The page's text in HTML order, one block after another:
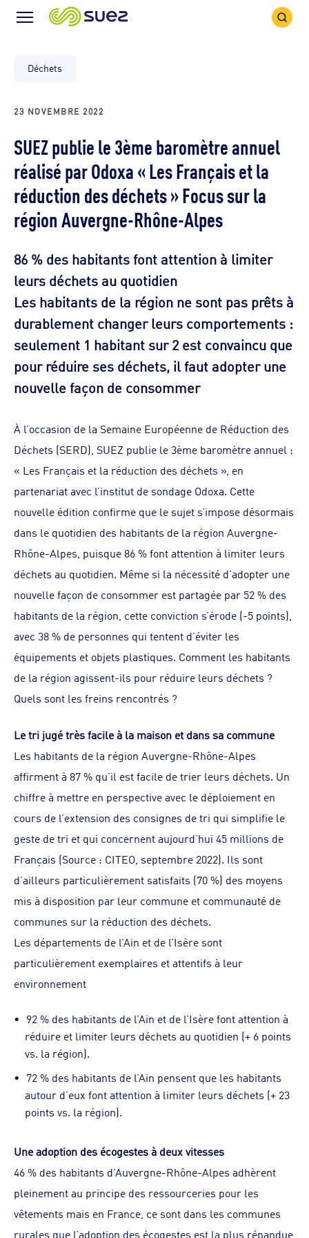
Icône
Icône
Déchets
23 NOVEMBRE 2022
SUEZ publie le 3ème baromètre annuel
réalisé par Odoxa « Les Français et la
réduction des déchets » Focus sur la
région Auvergne-Rhône-Alpes
86 % des habitants font attention à limiter
leurs déchets au quotidien
Les habitants de la région ne sont pas prêts à
durablement changer leurs comportements :
seulement 1 habitant sur 2 est convaincu que
pour réduire ses déchets, il faut adopter une
nouvelle façon de consommer
À l’occasion de la Semaine Européenne de Réduction des
Déchets (SERD), SUEZ publie le 3ème baromètre annuel :
« Les Français et la réduction des déchets », en
partenariat avec l’institut de sondage Odoxa. Cette
nouvelle édition confirme que le sujet s’impose désormais
dans le quotidien des habitants de la région Auvergne-
Rhône-Alpes, puisque 86 % font attention à limiter leurs
déchets au quotidien. Même si la nécessité d’adopter une
nouvelle façon de consommer est partagée par 52 % des
habitants de la région, cette conviction s’érode (-5 points),
avec 38 % de personnes qui tentent d’éviter les
équipements et objets plastiques. Comment les habitants
de la région agissent-ils pour réduire leurs déchets ?
Quels sont les freins rencontrés ?
Le tri jugé très facile à la maison et dans sa commune
Les habitants de la région Auvergne-Rhône-Alpes
affirment à 87 % qu’il est facile de trier leurs déchets. Un
chiffre à mettre en perspective avec le déploiement en
cours de l’extension des consignes de tri qui simplifie le
geste de tri et qui concernent aujourd’hui 45 millions de
Français (Source : CITEO, septembre 2022). Ils sont
d’ailleurs particulièrement satisfaits (70 %) des moyens
mis à disposition par leur commune et communauté de
communes sur la réduction des déchets.
Les départements de l’Ain et de l’Isère sont
particulièrement exemplaires et attentifs à leur
environnement
92 % des habitants de l’Ain et de l’Isère font attention à
réduire et limiter leurs déchets au quotidien (+ 6 points
vs. la région).
72 % des habitants de l’Ain pensent que les habitants
autour d’eux font attention à limiter leurs déchets (+ 23
points vs. la région).
Une adoption des écogestes à deux vitesses
46 % des habitants d’Auvergne-Rhône-Alpes adhèrent
pleinement au principe des ressourceries pour les
vêtements mais en France, ce sont dans les communes
rurales que l’adoption des écogestes est la plus répandue